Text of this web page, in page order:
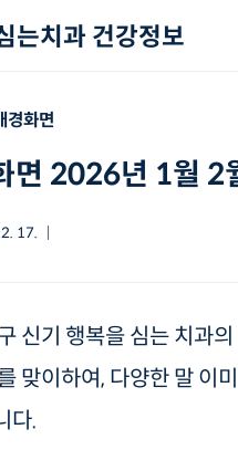
는치과 건강정보
경화면
면 2026년 1월 2
17.
신기 행복을 심는 치과
맞이하여, 다양한 말 이
다.